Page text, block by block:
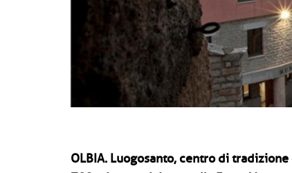
OLBIA. Luogosanto, centro di